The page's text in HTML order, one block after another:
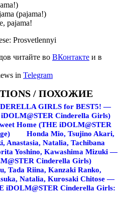
(pajama!)
pajama!
Prosvetlennyi
читайте во ВКонтакте и в
in Telegram
/ ПОХОЖИЕ
GIRLS for BEST5! —
Cinderella Girls)
Home (THE iDOLM@STER
Honda Mio, Tsujino Akari,
Anastasia, Natalia, Tachibana
Yoshino, Kawashima Mizuki —
Cinderella Girls)
Tada Riina, Kanzaki Ranko,
Natalia, Kurosaki Chitose —
iDOLM@STER Cinderella Girls: